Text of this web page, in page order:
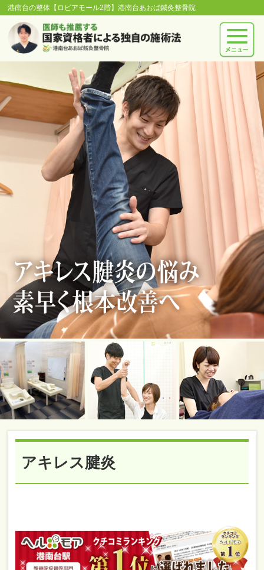
港南台の整体【ロピアモール2階】港南台あおば鍼灸整骨院
アキレス腱炎